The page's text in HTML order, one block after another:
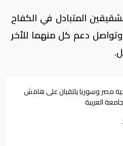
المتبادل في الكفاح
دعم كل منهما للأخر
مصر وسوريا يلتقيان على هامش
العربية